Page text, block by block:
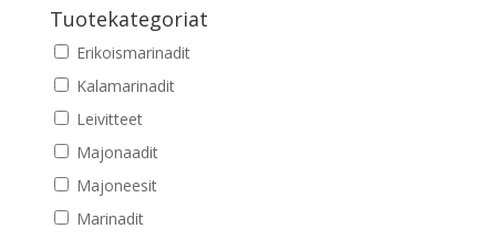
Tuotekategoriat
Erikoismarinadit
Kalamarinadit
Leivitteet
Majonaadit
Majoneesit
Marinadit